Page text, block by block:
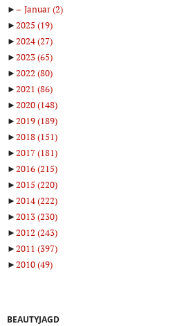
►
Januar(2)
►2025 (19)
►2024(27)
►2023(65)
►2022 (80)
►2021 (86)
►2020(148)
►2019(189)
►2018(151)
►2017(181)
►2016(215)
►2015 (220)
►2014(222)
►2013(230)
►2012 (243)
►2011 (397)
►2010(49)
BEAUTYJAGD